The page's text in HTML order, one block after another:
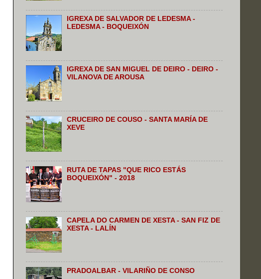
IGREXA DE SALVADOR DE LEDESMA -
LEDESMA - BOQUEIXÓN
IGREXA DE SAN MIGUEL DE DEIRO - DEIRO -
VILANOVA DE AROUSA
CRUCEIRO DE COUSO - SANTA MARÍA DE
XEVE
RUTA DE TAPAS "QUE RICO ESTÁS
BOQUEIXÓN" - 2018
CAPELA DO CARMEN DE XESTA - SAN FIZ DE
XESTA - LALÍN
PRADOALBAR - VILARIÑO DE CONSO